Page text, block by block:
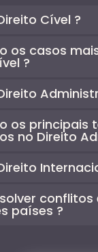
Cível ?
os casos
?
os principais
no Direito
conflitos
países ?